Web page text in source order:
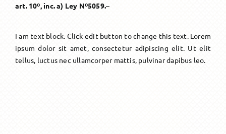
art. 10º, inc. a) Ley Nº5059.–
I am text block. Click edit button to change this text. Lorem
ipsum dolor sit amet, consectetur adipiscing elit. Ut elit
tellus, luctus nec ullamcorper mattis, pulvinar dapibus leo.